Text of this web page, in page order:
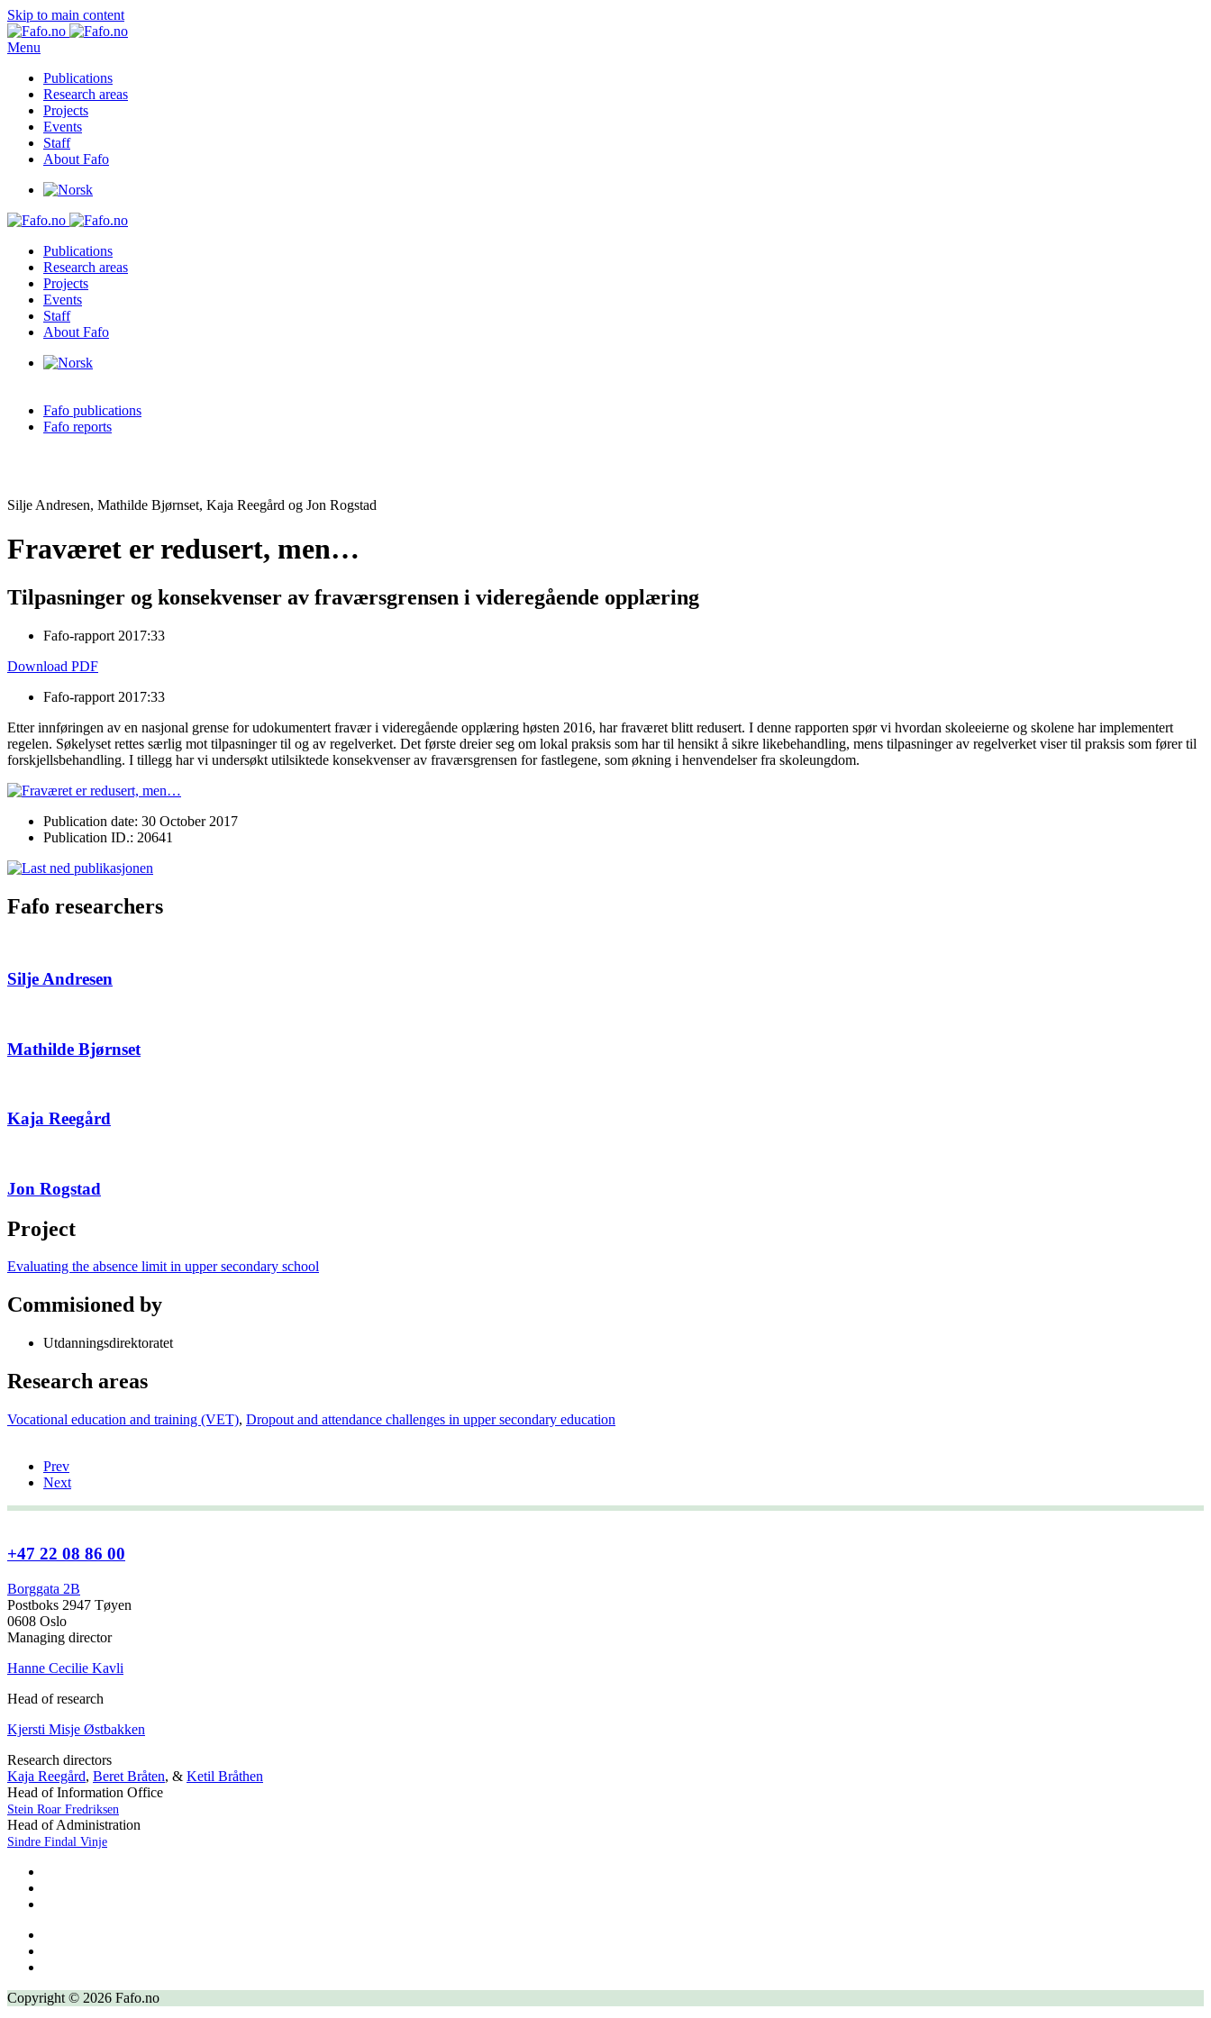
Skip to main content
Menu
Publications
Research areas
Projects
Events
Staff
About Fafo
Publications
Research areas
Projects
Events
Staff
About Fafo
Fafo publications
Fafo reports
Silje Andresen, Mathilde Bjørnset, Kaja Reegård og Jon Rogstad
Fraværet er redusert, men…
Tilpasninger og konsekvenser av fraværsgrensen i videregående opplæring
Fafo-rapport 2017:33
Download PDF
Fafo-rapport 2017:33
Etter innføringen av en nasjonal grense for udokumentert fravær i videregående opplæring høsten 2016, har fraværet blitt redusert. I denne rapporten spør vi hvordan skoleeierne og skolene har implementert
regelen. Søkelyset rettes særlig mot tilpasninger til og av regelverket. Det første dreier seg om lokal praksis som har til hensikt å sikre likebehandling, mens tilpasninger av regelverket viser til praksis som fører til
forskjellsbehandling. I tillegg har vi undersøkt utilsiktede konsekvenser av fraværsgrensen for fastlegene, som økning i henvendelser fra skoleungdom.
Publication date: 30 October 2017
Publication ID.: 20641
Fafo researchers
Silje Andresen
Mathilde Bjørnset
Kaja Reegård
Jon Rogstad
Project
Evaluating the absence limit in upper secondary school
Commisioned by
Utdanningsdirektoratet
Research areas
Vocational education and training (VET), Dropout and attendance challenges in upper secondary education
Prev
Next
+47 22 08 86 00
Borggata 2B
Postboks 2947 Tøyen
0608 Oslo
Managing director
Hanne Cecilie Kavli
Head of research
Kjersti Misje Østbakken
Research directors
Kaja Reegård, Beret Bråten, & Ketil Bråthen
Head of Information Office
Stein Roar Fredriksen
Head of Administration
Sindre Findal Vinje
Copyright © 2026 Fafo.no